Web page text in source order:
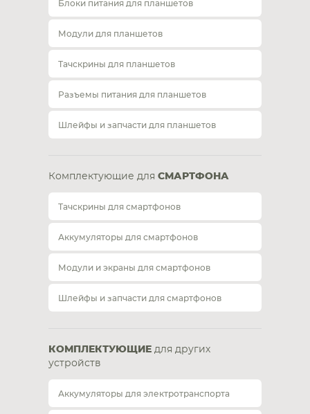
Блоки питания для планшетов
Модули для планшетов
Тачскрины для планшетов
Разъемы питания для планшетов
Шлейфы и запчасти для планшетов
Комплектующие для СМАРТФОНА
Тачскрины для смартфонов
Аккумуляторы для смартфонов
Модули и экраны для смартфонов
Шлейфы и запчасти для смартфонов
КОМПЛЕКТУЮЩИЕ для других
устройств
Аккумуляторы для электротранспорта